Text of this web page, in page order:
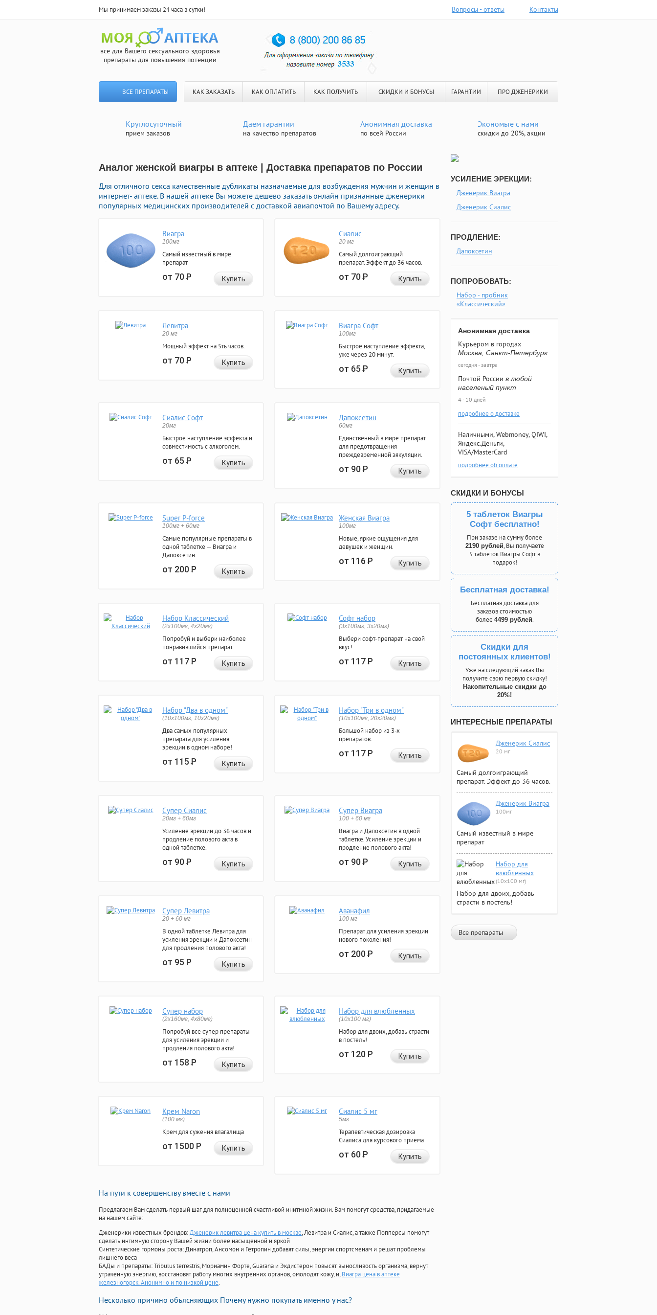
Мы принимаем заказы 24 часа в сутки! Вопросы - ответы Контакты
все для Вашего сексуального здоровья
препараты для повышения потенции
ВСЕ ПРЕПАРАТЫ КАК ЗАКАЗАТЬ КАК ОПЛАТИТЬ КАК ПОЛУЧИТЬ СКИДКИ И БОНУСЫ ГАРАНТИИ ПРО ДЖЕНЕРИКИ
Круглосуточный
прием заказов
Даем гарантии
на качество препаратов
Анонимная доставка
по всей России
Экономьте с нами
скидки до 20%, акции
Аналог женской виагры в аптеке | Доставка препаратов по России
Для отличного секса качественные дубликаты назначаемые для возбуждения мужчин и женщин в
интернет- аптеке. В нашей аптеке Вы можете дешево заказать онлайн признанные дженерики
популярных медицинских производителей с доставкой авиапочтой по Вашему адресу.
Виагра
100мг
Самый известный в мире
препарат
от 70Р Купить
Сиалис
20 мг
Самый долгоиграющий
препарат. Эффект до 36 часов.
от 70Р Купить
Левитра
20 мг
Мощный эффект на 5ть часов.
от 70Р Купить
Виагра Софт
100мг
Быстрое наступление эффекта,
уже через 20 минут.
от 65Р Купить
Сиалис Софт
20мг
Быстрое наступление эффекта и
совместимость с алкоголем.
от 65Р Купить
Дапоксетин
60мг
Единственный в мире препарат
для предотвращения
преждевременной эякуляции.
от 90Р Купить
Super P-force
100мг + 60мг
Самые популярные препараты в
одной таблетке — Виагра и
Дапоксетин.
от 200Р Купить
Женская Виагра
100мг
Новые, яркие ощущения для
девушек и женщин.
от 116Р Купить
Набор Классический
(2x100мг, 4x20мг)
Попробуй и выбери наиболее
понравившийся препарат.
от 117Р Купить
Софт набор
(3x100мг, 3x20мг)
Выбери софт-препарат на свой
вкус!
от 117Р Купить
Набор "Два в одном"
(10x100мг, 10x20мг)
Два самых популярных
препарата для усиления
эрекции в одном наборе!
от 115Р Купить
Набор "Три в одном"
(10x100мг, 20x20мг)
Большой набор из 3-х
препаратов.
от 117Р Купить
Супер Сиалис
20мг + 60мг
Усиление эрекции до 36 часов и
продление полового акта в
одной таблетке.
от 90Р Купить
Супер Виагра
100 + 60 мг
Виагра и Дапоксетин в одной
таблетке. Усиление эрекции и
продление полового акта!
от 90Р Купить
Супер Левитра
20 + 60 мг
В одной таблетке Левитра для
усиления эрекции и Дапоксетин
для продления полового акта!
от 95Р Купить
Аванафил
100 мг
Препарат для усиления эрекции
нового поколения!
от 200Р Купить
Супер набор
(2х160мг, 4х80мг)
Попробуй все супер препараты
для усиления эрекции и
продления полового акта!
от 158Р Купить
Набор для влюбленных
(10х100 мг)
Набор для двоих, добавь страсти
в постель!
от 120Р Купить
Крем Naron
(100 мг)
Крем для сужения влагалища
от 1500Р Купить
Сиалис 5 мг
5мг
Терапевтическая дозировка
Сиалиса для курсового приема
от 60Р Купить
На пути к совершенству вместе с нами
Предлагаем Вам сделать первый шаг для полноценной счастливой инитмной жизни. Вам помогут средства, придагаемые
на нашем сайте:
Дженерики известных брендов:Дженерик левитра цена купить в москве, Левитра и Сиалис, а также Попперсы помогут
сделать интимную сторону Вашей жизни более насыщенной и яркой
Синтетические гормоны роста: Динатроп, Ансомон и Гетропин добавят силы, энергии спортсменам и решат проблемы
лишнего веса
БАДы и препараты:Tribulus terrestris, Мориамин Форте, Guarana и Экдистерон повысят выносливость организма, вернут
утраченную энергию, восстановят работу многих внутренних органов, омолодят кожу, и, Виагра цена в аптеке
железногорск. Анонимно и по низкой цене.
Несколько причино объясняющих Почему нужно покупать именно у нас?
УСИЛЕНИЕ ЭРЕКЦИИ:
Дженерик Виагра
Дженерик Сиалис
ПРОДЛЕНИЕ:
Дапоксетин
ПОПРОБОВАТЬ:
Набор - пробник
«Классический»
Анонимная доставка
Курьером в городах
Москва, Санкт-Петербург
сегодня - завтра
Почтой России в любой
населеный пункт
4 - 10 дней
подробнее о доставке
Наличными, Webmoney, QIWI,
Яндекс.Деньги,
VISA/MasterCard
подробнее об оплате
СКИДКИ И БОНУСЫ
5 таблеток Виагры
Софт бесплатно!
При заказе на сумму более
2190 рублей, Вы получаете
5 таблеток Виагры Софт в
подарок!
Бесплатная доставка!
Бесплатная доставка для
заказов стоимостью
более 4499 рублей.
Скидки для
постоянных клиентов!
Уже на следующий заказ Вы
получите свою первую скидку!
Накопительные скидки до
20%!
ИНТЕРЕСНЫЕ ПРЕПАРАТЫ
Дженерик Сиалис
20 мг
Самый долгоиграющий
препарат. Эффект до 36 часов.
Дженерик Виагра
100мг
Самый известный в мире
препарат
Набор для
влюбленных
(10х100 мг)
Набор для двоих, добавь
страсти в постель!
Все препараты